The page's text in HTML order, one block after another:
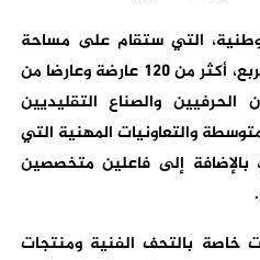
التي ستقام على مساحة
إجمالية تقدر بأربعة آلاف متر مربع، أكثر من 120 عارضة وعارضا من
والصناع التقليديين
والتعاونيات المهنية التي
بالإضافة إلى فاعلين متخصصين
بالتحف الفنية ومنتجات